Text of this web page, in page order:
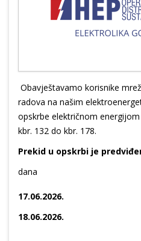
Obavještavamo korisnike
radova na našim
opskrbe električnom
kbr. 132 do kbr. 178.
Prekid u opskrbi je
dana
17.06.2026.
18.06.2026.